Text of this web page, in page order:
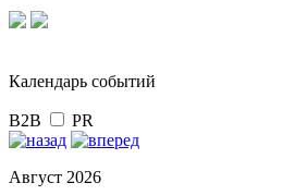
Календарь событий
B2B PR
Август 2026